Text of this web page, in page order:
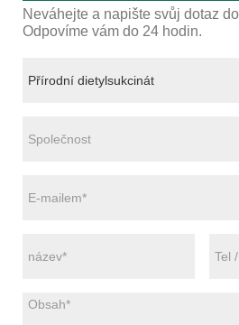
Neváhejte a napište svůj dotaz
Odpovíme vám do 24 hodin.